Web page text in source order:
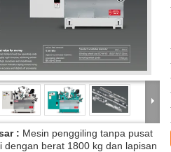
: Mesin penggiling tanpa pusat
dengan berat 1800 kg dan lapisan